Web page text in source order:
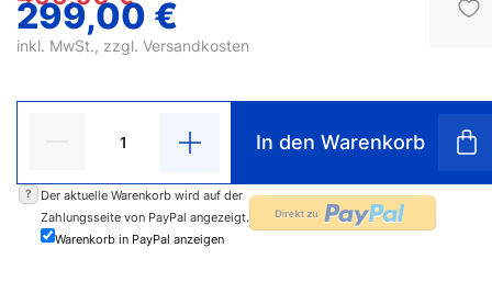
299,00 €
inkl. MwSt., zzgl. Versandkosten
In den Warenkorb
?
Der aktuelle Warenkorb wird auf der
Zahlungsseite von PayPal angezeigt.
Warenkorb in PayPal anzeigen